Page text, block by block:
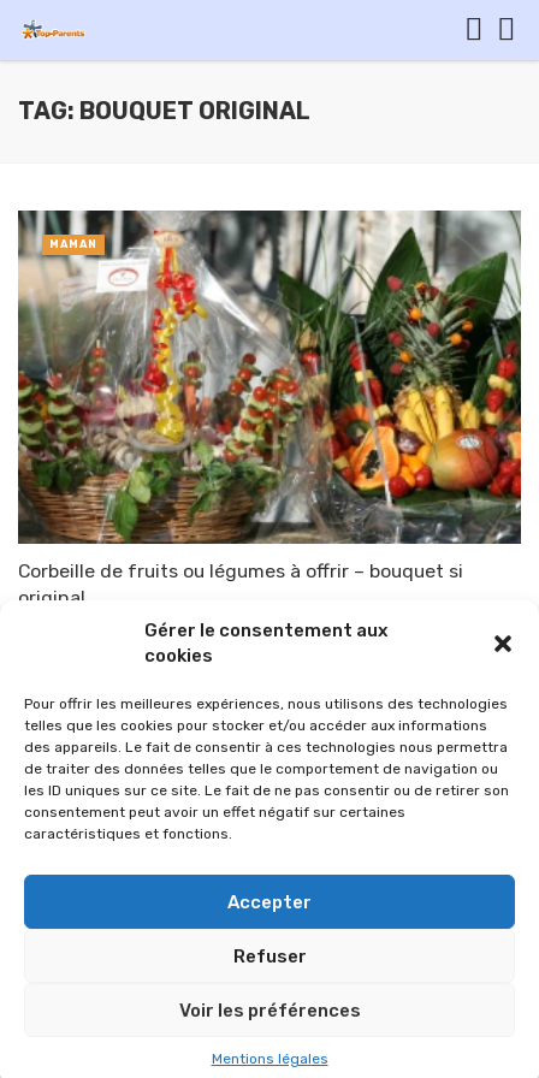
Gérer le consentement aux
cookies
Pour offrir les meilleures expériences, nous utilisons des technologies
telles que les cookies pour stocker et/ou accéder aux informations
des appareils. Le fait de consentir à ces technologies nous permettra
de traiter des données telles que le comportement de navigation ou
les ID uniques sur ce site. Le fait de ne pas consentir ou de retirer son
consentement peut avoir un effet négatif sur certaines
caractéristiques et fonctions.
Accepter
Refuser
Voir les préférences
Mentions légales
TAG: BOUQUET ORIGINAL
Corbeille de fruits ou légumes à offrir – bouquet si
original
TOP-PARENTS 17 avril 2012
MAMAN